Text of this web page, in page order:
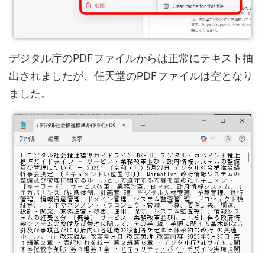
デジタル庁のPDFファイルからは正常にテキスト抽
出されましたが、任天堂のPDFファイルは空となり
ました。